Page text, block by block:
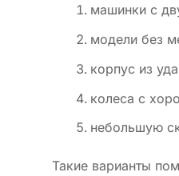
машинки с
модели без
корпус из
колеса с
небольшую
Такие варианты